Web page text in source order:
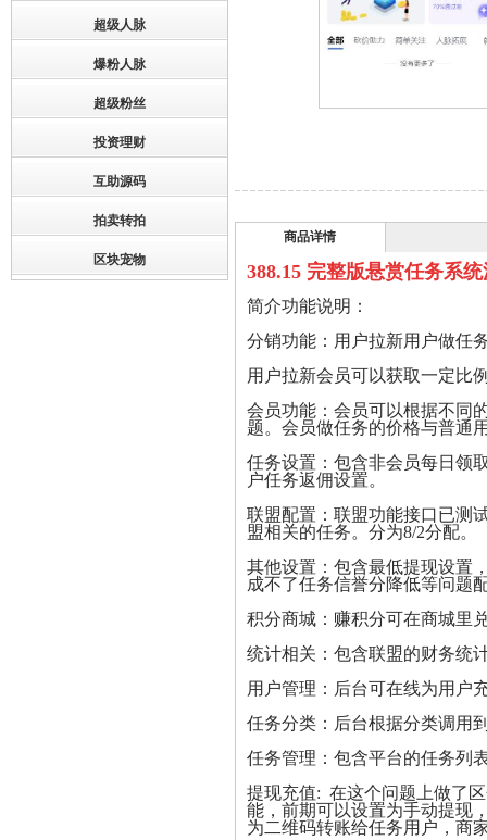
超级人脉
爆粉人脉
超级粉丝
投资理财
互助源码
拍卖转拍
区块宠物
商品详情
388.15 完整版悬赏任务系
简介功能说明：
分销功能：用户拉新用户做任
用户拉新会员可以获取一定比
会员功能：会员可以根据不同
题。会员做任务的价格与普通
任务设置：包含非会员每日领
户任务返佣设置。
联盟配置：联盟功能接口已测
盟相关的任务。分为8/2分配。
其他设置：包含最低提现设置
成不了任务信誉分降低等问题
积分商城：赚积分可在商城里
统计相关：包含联盟的财务统
用户管理：后台可在线为用户
任务分类：后台根据分类调用
任务管理：包含平台的任务列
提现充值: 在这个问题上做了
能，前期可以设置为手动提现
为二维码转账给任务用户，商